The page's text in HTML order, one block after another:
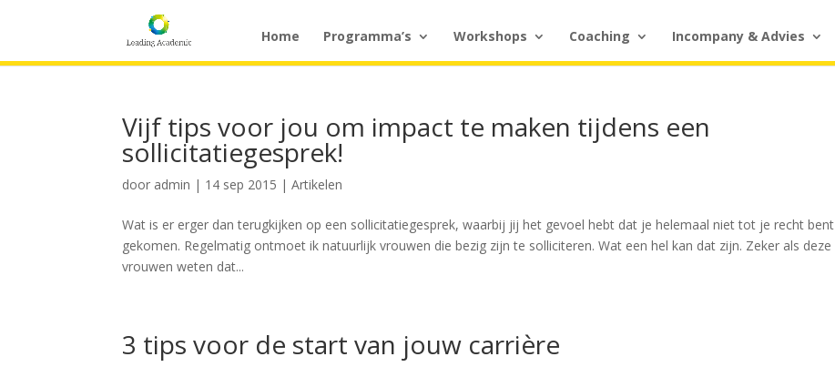
Home Programma’s Workshops Coaching Incompany & Advies
Vijf tips voor jou om impact te maken tijdens een
sollicitatiegesprek!
door admin | 14 sep 2015 |Artikelen
Wat is er erger dan terugkijken op een sollicitatiegesprek, waarbij jij het gevoel hebt dat je helemaal niet tot je recht bent
gekomen. Regelmatig ontmoet ik natuurlijk vrouwen die bezig zijn te solliciteren. Wat een hel kan dat zijn. Zeker als deze
vrouwen weten dat...
3 tips voor de start van jouw carrière